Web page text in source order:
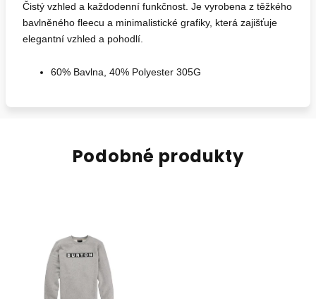
Čistý vzhled a každodenní funkčnost. Je vyrobena z těžkého
bavlněného fleecu a minimalistické grafiky, která zajišťuje
elegantní vzhled a pohodlí.
60% Bavlna, 40% Polyester 305G
Podobné produkty